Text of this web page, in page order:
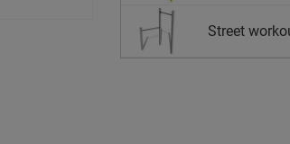
Street